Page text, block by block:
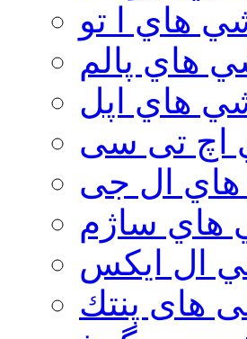
هاي ا تو
هاي پالم
هاي اپل
اچ تی سی
ال جی
هاي ساژم
ال ايكس
های پنتك